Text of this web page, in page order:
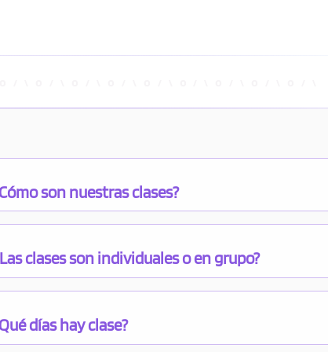
son nuestras clases?
clases son individuales o en grupo?
días hay clase?